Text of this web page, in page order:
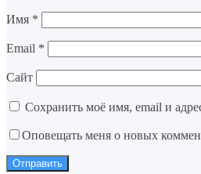
Имя *
Email *
Сайт
Сохранить моё имя, email и
Оповещать меня о новых